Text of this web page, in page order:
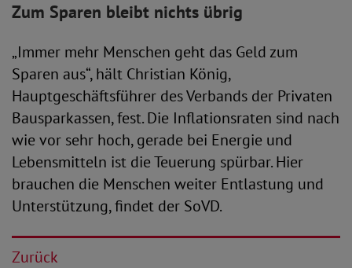
Zum Sparen bleibt nichts übrig
„Immer mehr Menschen geht das Geld zum
Sparen aus“, hält Christian König,
Hauptgeschäftsführer des Verbands der Privaten
Bausparkassen, fest. Die Inflationsraten sind nach
wie vor sehr hoch, gerade bei Energie und
Lebensmitteln ist die Teuerung spürbar. Hier
brauchen die Menschen weiter Entlastung und
Unterstützung, findet der SoVD.
Zurück